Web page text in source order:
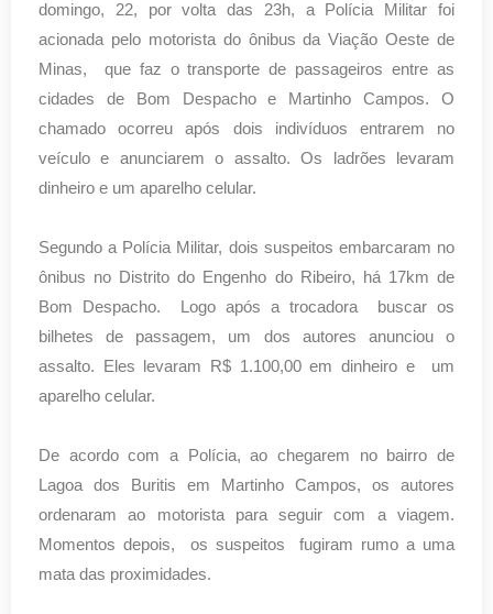
domingo, 22, por volta das 23h, a Polícia Militar foi
acionada pelo motorista do ônibus da Viação Oeste de
Minas, que faz o transporte de passageiros entre as
cidades de Bom Despacho e Martinho Campos. O
chamado ocorreu após dois indivíduos entrarem no
veículo e anunciarem o assalto. Os ladrões levaram
dinheiro e um aparelho celular.
Segundo a Polícia Militar, dois suspeitos embarcaram no
ônibus no Distrito do Engenho do Ribeiro, há 17km de
Bom Despacho. Logo após a trocadora buscar os
bilhetes de passagem, um dos autores anunciou o
assalto. Eles levaram R$ 1.100,00 em dinheiro e um
aparelho celular.
De acordo com a Polícia, ao chegarem no bairro de
Lagoa dos Buritis em Martinho Campos, os autores
ordenaram ao motorista para seguir com a viagem.
Momentos depois, os suspeitos fugiram rumo a uma
mata das proximidades.